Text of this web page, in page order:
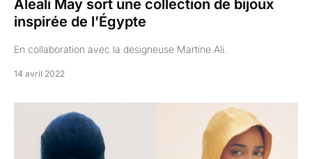
Aleali May sort une collection de bijoux
inspirée de l’Égypte
En collaboration avec la designeuse Martine Ali.
14 avril 2022